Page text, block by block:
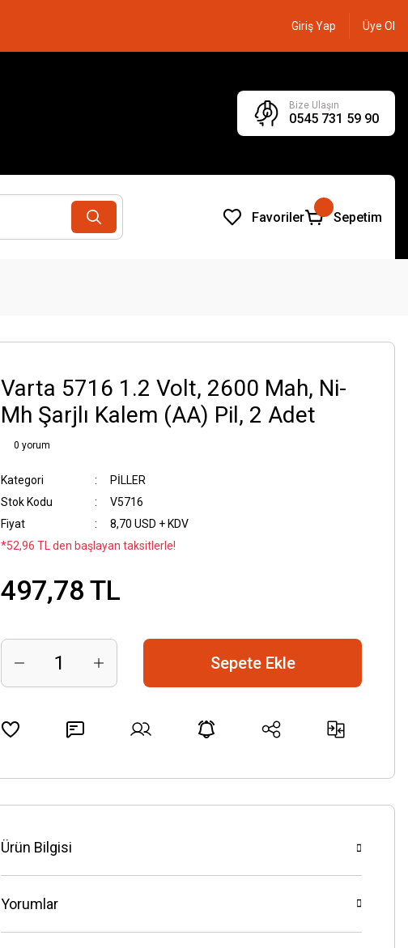
Giriş Yap Üye Ol
Bize Ulaşın
0545 731 59 90
Favoriler Sepetim
Varta 5716 1.2 Volt, 2600 Mah, Ni-
Mh Şarjlı Kalem (AA) Pil, 2 Adet
0 yorum
Kategori
PİLLER
Stok Kodu
V5716
Fiyat
8,70 USD + KDV
*52,96 TL den başlayan taksitlerle!
497,78 TL
Sepete Ekle
Ürün Bilgisi
Yorumlar